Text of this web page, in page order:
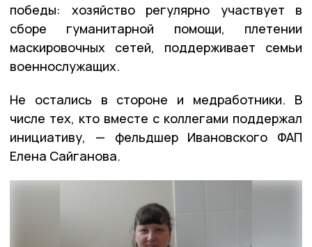
победы: хозяйство регулярно участвует в
сборе гуманитарной помощи, плетении
маскировочных сетей, поддерживает семьи
военнослужащих.
Не остались в стороне и медработники. В
числе тех, кто вместе с коллегами поддержал
инициативу, — фельдшер Ивановского ФАП
Елена Сайганова.